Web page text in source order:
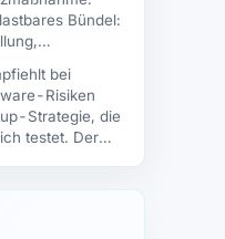
Bündel:
bei
Risiken
Strategie, die
testet. Der